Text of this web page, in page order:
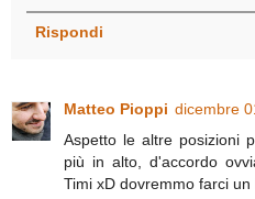
Rispondi
Matteo Pioppi dicembre
Aspetto le altre posizioni
più in alto, d'accordo
Timi xD dovremmo farci